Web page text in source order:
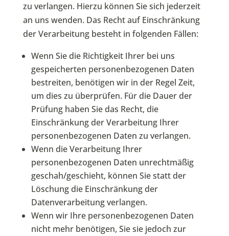
zu verlangen. Hierzu können Sie sich jederzeit
an uns wenden. Das Recht auf Einschränkung
der Verarbeitung besteht in folgenden Fällen:
Wenn Sie die Richtigkeit Ihrer bei uns
gespeicherten personenbezogenen Daten
bestreiten, benötigen wir in der Regel Zeit,
um dies zu überprüfen. Für die Dauer der
Prüfung haben Sie das Recht, die
Einschränkung der Verarbeitung Ihrer
personenbezogenen Daten zu verlangen.
Wenn die Verarbeitung Ihrer
personenbezogenen Daten unrechtmäßig
geschah/geschieht, können Sie statt der
Löschung die Einschränkung der
Datenverarbeitung verlangen.
Wenn wir Ihre personenbezogenen Daten
nicht mehr benötigen, Sie sie jedoch zur